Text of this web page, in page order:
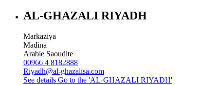
AL-GHAZALI RIYADH
Markaziya
Madina
Arabie Saoudite
00966 4 8182888
Riyadh@al-ghazalisa.com
See details Go to the 'AL-GHAZALI RIYADH'